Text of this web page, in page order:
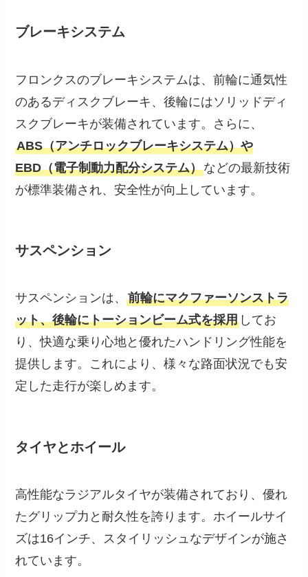
ブレーキシステム
フロンクスのブレーキシステムは、前輪に通気性
のあるディスクブレーキ、後輪にはソリッドディ
スクブレーキが装備されています。さらに、
ABS（アンチロックブレーキシステム）や
EBD（電子制動力配分システム）などの最新技術
が標準装備され、安全性が向上しています。
サスペンション
サスペンションは、前輪にマクファーソンストラ
ット、後輪にトーションビーム式を採用 してお
り、快適な乗り心地と優れたハンドリング性能を
提供します。これにより、様々な路面状況でも安
定した走行が楽しめます。
タイヤとホイール
高性能なラジアルタイヤが装備されており、優れ
たグリップ力と耐久性を誇ります。ホイールサイ
ズは16インチ、スタイリッシュなデザインが施さ
れています。